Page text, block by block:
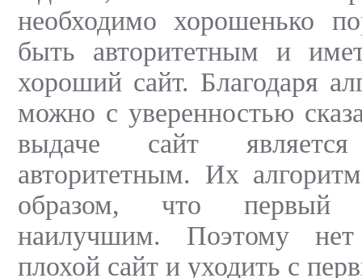
необходимо хорошенько
быть авторитетным и
хороший сайт. Благодаря
можно с уверенностью
выдаче сайт является
авторитетным. Их
образом, что первый
наилучшим. Поэтому
плохой сайт и уходить с